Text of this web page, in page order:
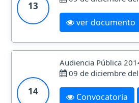
13
ver documento
14
Audiencia Pública
09 de diciembre
Convocatoria